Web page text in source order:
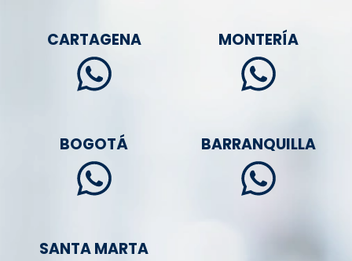
CARTAGENA MONTERÍA
BOGOTÁ BARRANQUILLA
SANTA MARTA